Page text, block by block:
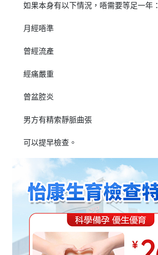
如果本身有以下情況，唔需要等足一年：
月經唔準
曾經流產
經痛嚴重
曾盆腔炎
男方有精索靜脈曲張
可以提早檢查。